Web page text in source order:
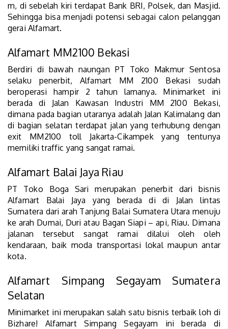
m, di sebelah kiri terdapat Bank BRI, Polsek, dan Masjid.
Sehingga bisa menjadi potensi sebagai calon pelanggan
gerai Alfamart.
Alfamart MM2100 Bekasi
Berdiri di bawah naungan PT Toko Makmur Sentosa
selaku penerbit, Alfamart MM 2100 Bekasi sudah
beroperasi hampir 2 tahun lamanya. Minimarket ini
berada di Jalan Kawasan Industri MM 2100 Bekasi,
dimana pada bagian utaranya adalah Jalan Kalimalang dan
di bagian selatan terdapat jalan yang terhubung dengan
exit MM2100 toll Jakarta-Cikampek yang tentunya
memiliki traffic yang sangat ramai.
Alfamart Balai Jaya Riau
PT Toko Boga Sari merupakan penerbit dari bisnis
Alfamart Balai Jaya yang berada di di‌ ‌Jalan‌ ‌lintas‌
‌Sumatera‌ ‌dari‌ ‌arah‌ ‌Tanjung‌ ‌Balai‌ ‌Sumatera‌ ‌Utara‌ ‌menuju‌
‌ke‌ ‌arah‌ ‌Dumai,‌ ‌Duri‌ ‌atau‌ ‌Bagan‌ ‌Siapi‌ ‌–‌ ‌api,‌ ‌Riau.‌ ‌Dimana‌
‌jalanan‌ ‌tersebut‌ ‌sangat‌ ‌ramai‌ ‌dilalui‌ ‌oleh‌ ‌oleh‌
‌kendaraan,‌ ‌baik‌ ‌moda‌ ‌transportasi‌ ‌lokal‌ ‌maupun‌ ‌antar‌
‌kota.
Alfamart Simpang Segayam Sumatera
Selatan
Minimarket ini merupakan salah satu bisnis terbaik loh di
Bizhare! Alfamart Simpang Segayam ini berada di